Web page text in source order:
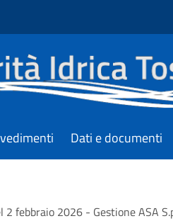
Dati e documenti
2 febbraio 2026 - Gestione ASA